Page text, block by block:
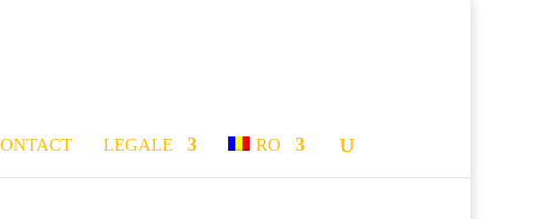
LEGALE RO